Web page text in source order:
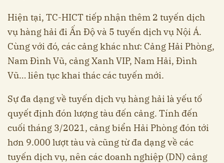
Hiện tại, TC-HICT tiếp nhận thêm 2 tuyến dịch
vụ hàng hải đi Ấn Độ và 5 tuyến dịch vụ Nội Á.
Cùng với đó, các cảng khác như: Cảng Hải Phòng,
Nam Đình Vũ, cảng Xanh VIP, Nam Hải, Đình
Vũ… liên tục khai thác các tuyến mới.
Sự đa dạng về tuyến dịch vụ hàng hải là yếu tố
quyết định đón lượng tàu đến cảng. Tính đến
cuối tháng 3/2021, cảng biển Hải Phòng đón tới
hơn 9.000 lượt tàu và cũng từ đa dạng về các
tuyến dịch vụ, nên các doanh nghiệp (DN) cảng